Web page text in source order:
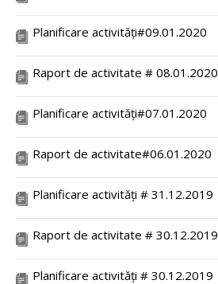
Planificare activități#09.01.2020
Raport de activitate # 08.01.2020
Planificare activități#07.01.2020
Raport de activitate#06.01.2020
Planificare activități # 31.12.2019
Raport de activitate # 30.12.2019
Planificare activități # 30.12.2019